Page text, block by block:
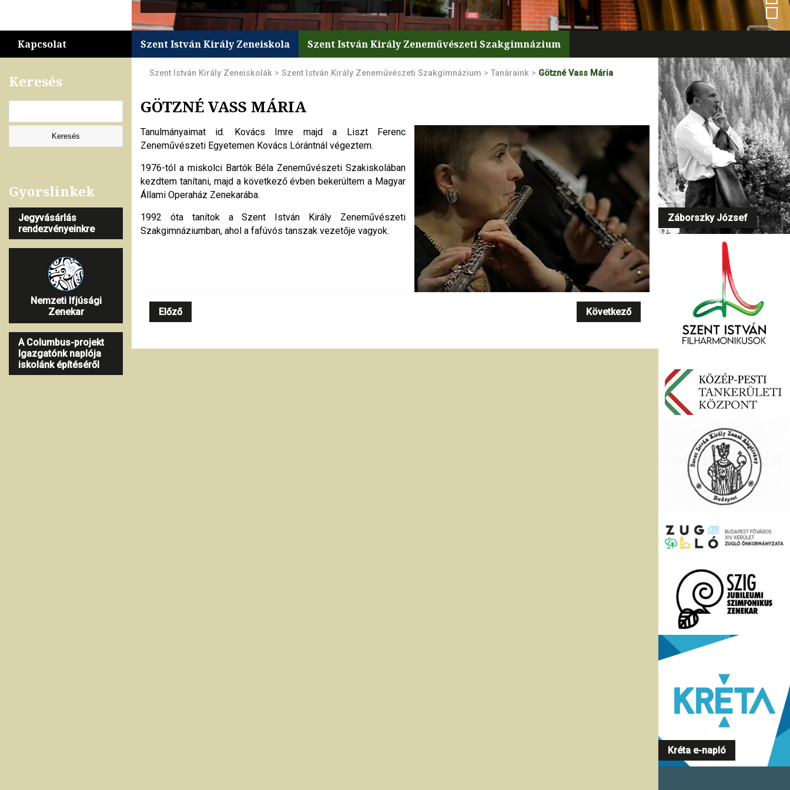
Kapcsolat Szent István Király Zeneiskola Szent István Király Zeneművészeti Szakgimnázium
Szent István Király Zeneiskolák > Szent István Király Zeneművészeti Szakgimnázium > Tanáraink > Götzné Vass Mária
GÖTZNÉ VASS MÁRIA
Tanulmányaimat id. Kovács Imre majd a Liszt Ferenc
Zeneművészeti Egyetemen Kovács Lórántnál végeztem.
1976-tól a miskolci Bartók Béla Zeneművészeti Szakiskolában
kezdtem tanítani, majd a következő évben bekerültem a Magyar
Állami Operaház Zenekarába.
1992 óta tanítok a Szent István Király Zeneművészeti
Szakgimnáziumban, ahol a fafúvós tanszak vezetője vagyok.
Előző Következő
Keresés
Gyorslinkek
Jegyvásárlás
rendezvényeinkre
Nemzeti Ifjúsági
Zenekar
A Columbus-projekt
Igazgatónk naplója
iskolánk építéséről
Záborszky József
Kréta e-napló